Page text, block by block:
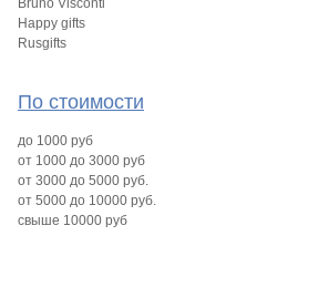
Bruno Visconti
Happy gifts
Rusgifts
По стоимости
до 1000 руб
от 1000 до 3000 руб
от 3000 до 5000 руб.
от 5000 до 10000 руб.
свыше 10000 руб